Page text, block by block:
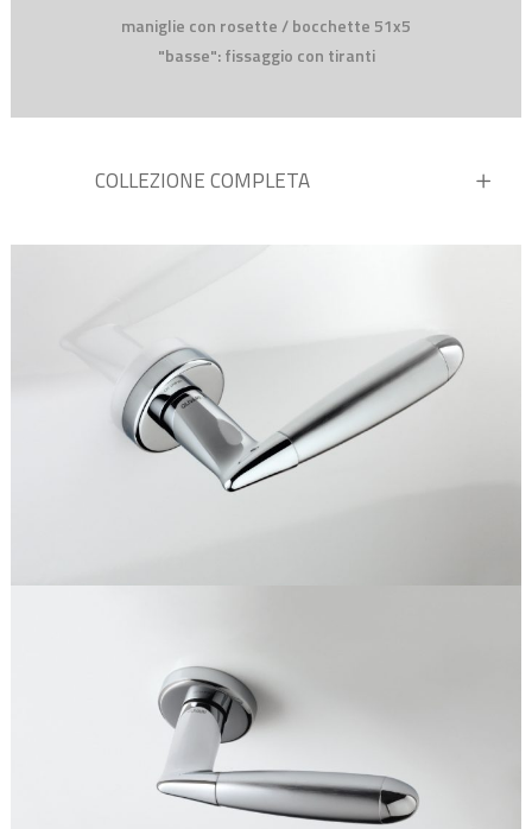
maniglie con rosette / bocchette 51x5
"basse": fissaggio con tiranti
COLLEZIONE COMPLETA